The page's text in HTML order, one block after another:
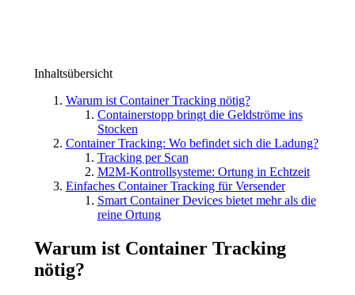
Inhaltsübersicht
Warum ist Container Tracking nötig?
Containerstopp bringt die Geldströme ins
Stocken
Container Tracking: Wo befindet sich die Ladung?
Tracking per Scan
M2M-Kontrollsysteme: Ortung in Echtzeit
Einfaches Container Tracking für Versender
Smart Container Devices bietet mehr als die
reine Ortung
Warum ist Container Tracking
nötig?